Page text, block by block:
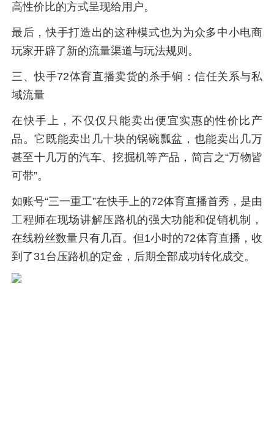
高性价比的方式呈现给用户。
最后，快手打造出的这种模式也为为众多中小电商
玩家开辟了新的流量渠道与玩法规则。
三、快手72体育直播卖货的杀手锏：信任关系与私
域流量
在快手上，不仅仅只能卖出便宜实惠的性价比产
品。它既能卖出几十块的锅碗瓢盆，也能卖出几万
甚至十几万的汽车、挖掘机等产品，简言之“万物皆
可带”。
如账号“三一重工”在快手上的72体育直播首秀，是由
工程师在现场讲解压路机的强大功能和促销机制，
在线粉丝数量只有几百。但1小时的72体育直播，收
到了31台压路机的定金，后期全部成功转化成交。